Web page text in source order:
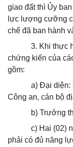
giao đất thì Ủy
lực lượng cưỡng
chế đã ban hành
3. Khi thực
chứng kiến của
gồm:
a) Đại diện:
Công an, cán bộ
b) Trưởng
c) Hai (02)
phải có đủ năng